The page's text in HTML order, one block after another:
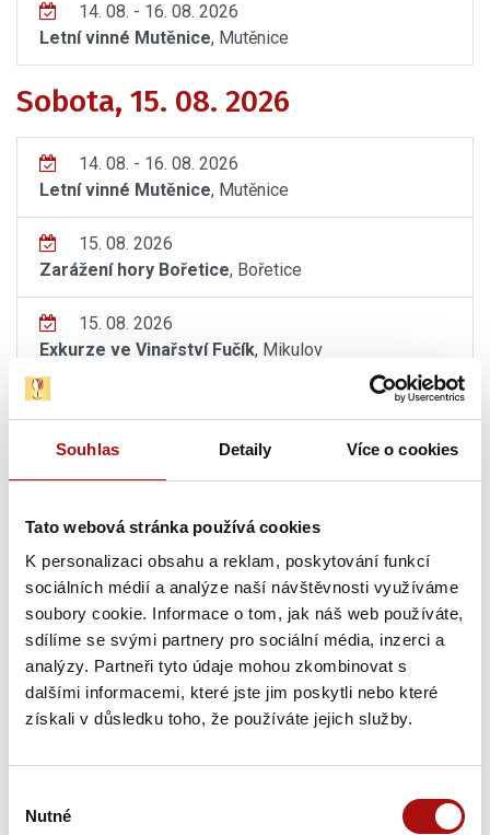
Souhlas Detaily Více o cookies
Tato webová stránka používá cookies
K personalizaci obsahu a reklam, poskytování funkcí
sociálních médií a analýze naší návštěvnosti využíváme
soubory cookie. Informace o tom, jak náš web používáte,
sdílíme se svými partnery pro sociální média, inzerci a
analýzy. Partneři tyto údaje mohou zkombinovat s
dalšími informacemi, které jste jim poskytli nebo které
získali v důsledku toho, že používáte jejich služby.
souhlasu
Nutné
14. 08. - 16. 08. 2026
Letní vinné Mutěnice, Mutěnice
Sobota, 15. 08. 2026
14. 08. - 16. 08. 2026
Letní vinné Mutěnice, Mutěnice
15. 08. 2026
Zarážení hory Bořetice, Bořetice
15. 08. 2026
Exkurze ve Vinařství Fučík, Mikulov
15. 08. 2026
15. 08. 2026
Den otevřených sklepů ve Vinařství Dufek,
Svatobořice-Mistřín
15. 08. - 16. 08. 2026
Noční otevřené sklepy, Moravská Nová Ves